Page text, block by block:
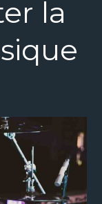
la